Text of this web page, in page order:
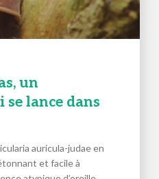
un
lance dans
auricula-judae en
et facile à